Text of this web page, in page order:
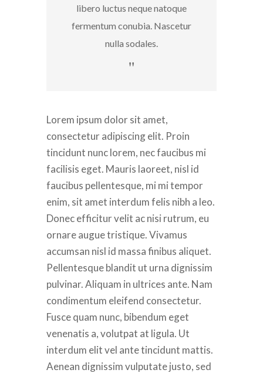
libero luctus neque natoque
fermentum conubia. Nascetur
nulla sodales.
Lorem ipsum dolor sit amet,
consectetur adipiscing elit. Proin
tincidunt nunc lorem, nec faucibus mi
facilisis eget. Mauris laoreet, nisl id
faucibus pellentesque, mi mi tempor
enim, sit amet interdum felis nibh a leo.
Donec efficitur velit ac nisi rutrum, eu
ornare augue tristique. Vivamus
accumsan nisl id massa finibus aliquet.
Pellentesque blandit ut urna dignissim
pulvinar. Aliquam in ultrices ante. Nam
condimentum eleifend consectetur.
Fusce quam nunc, bibendum eget
venenatis a, volutpat at ligula. Ut
interdum elit vel ante tincidunt mattis.
Aenean dignissim vulputate justo, sed